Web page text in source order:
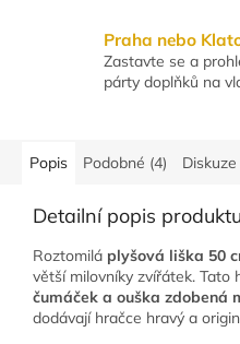
Praha nebo
Zastavte se a
párty doplňků na
Popis Podobné (4) Diskuze
Detailní popis produktu
Roztomilá plyšová liška 50
větší milovníky zvířátek. Tato
čumáček a ouška zdobená
dodávají hračce hravý a